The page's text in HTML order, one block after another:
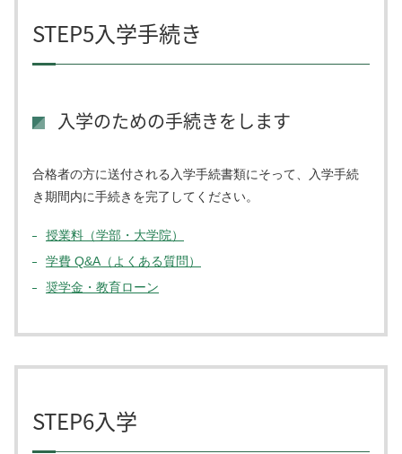
STEP5入学手続き
入学のための手続きをします
合格者の方に送付される入学手続書類にそって、入学手続
き期間内に手続きを完了してください。
授業料（学部・大学院）
学費 Q&A（よくある質問）
奨学金・教育ローン
STEP6入学